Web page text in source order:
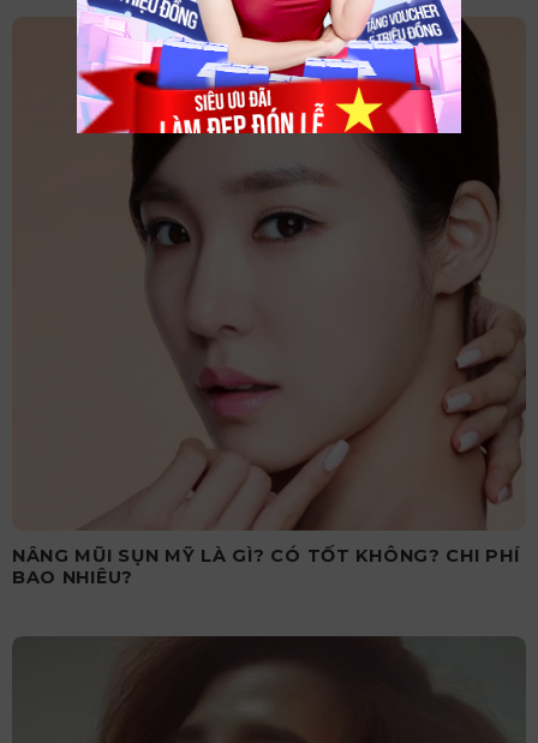
NÂNG MŨI SỤN MỸ LÀ GÌ? CÓ TỐT KHÔNG? CHI PHÍ
BAO NHIÊU?